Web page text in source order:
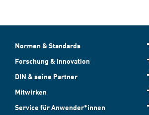
Normen & Standards
Forschung & Innovation
DIN & seine Partner
Mitwirken
Service für Anwender*innen